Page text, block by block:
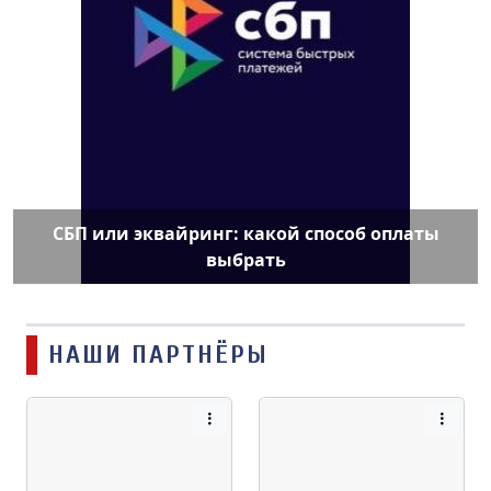
СБП или эквайринг: какой способ оплаты
выбрать
НАШИ ПАРТНЁРЫ